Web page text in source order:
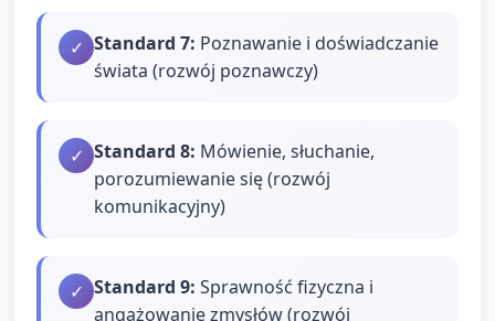
✓ Standard 7: Poznawanie i doświadczanie
świata (rozwój poznawczy)
✓ Standard 8: Mówienie, słuchanie,
porozumiewanie się (rozwój
komunikacyjny)
✓ Standard 9: Sprawność fizyczna i
angażowanie zmysłów (rozwój